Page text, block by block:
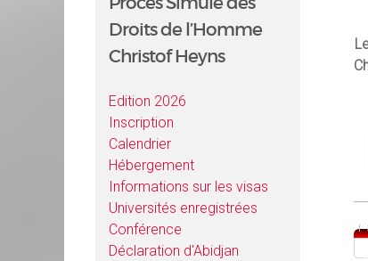
Droits de l’Homme
Christof Heyns
Edition 2026
Inscription
Calendrier
Hébergement
Informations sur les visas
Universités enregistrées
Conférence
Déclaration d'Abidjan